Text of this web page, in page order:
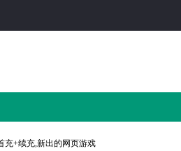
充+续充,新出的网页游戏